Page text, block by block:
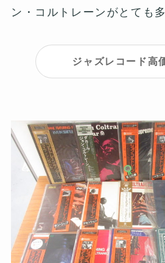
ン・コルトレーンがとても
ジャズレコード高